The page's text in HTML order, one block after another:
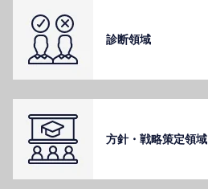
診断領域
⽅針・戦略策定領域